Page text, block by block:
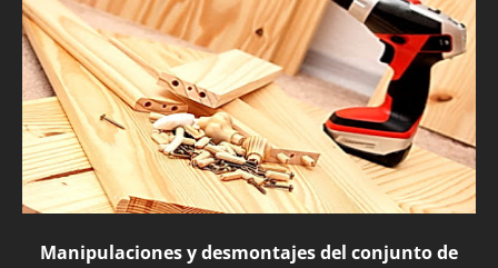
Manipulaciones y desmontajes del conjunto de